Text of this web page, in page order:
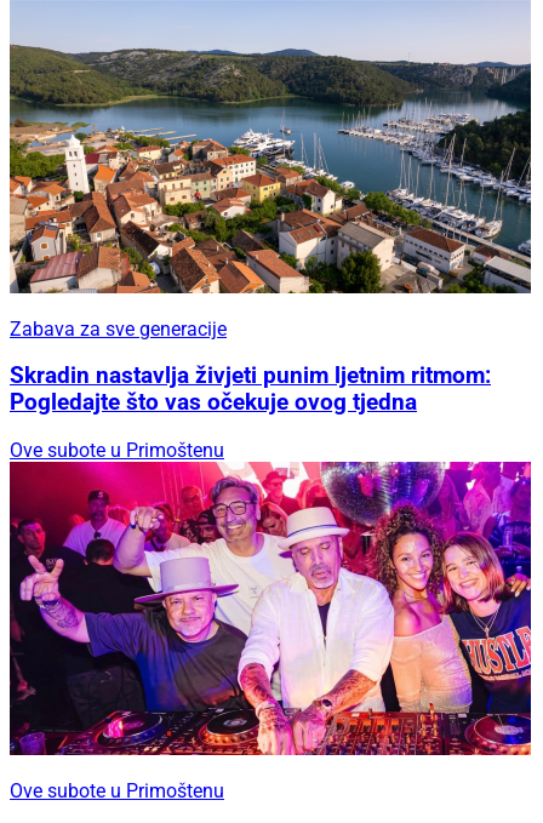
Zabava za sve generacije
Skradin nastavlja živjeti punim ljetnim ritmom:
Pogledajte što vas očekuje ovog tjedna
Ove subote u Primoštenu
Ove subote u Primoštenu